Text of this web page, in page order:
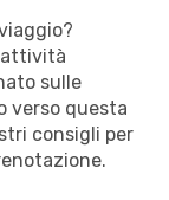
attività
sulle
verso questa
consigli per